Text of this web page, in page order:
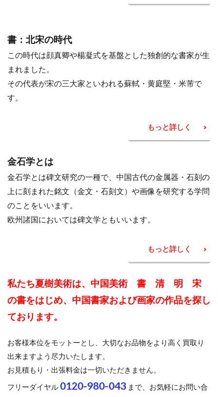
書：北宋の時代
この時代は顔真卿や楊凝式を基盤とした独創的な書家が生
まれました。
その代表が宋の三大家といわれる蘇軾・黄庭堅・米芾で
す。
もっと詳しく
金石学とは
金石学とは碑文研究の一種で、中国古代の金属器・石刻の
上に刻まれた銘文（金文・石刻文）や画像を研究する学問
のことをいいます。
欧州諸国においては碑文学ともいいます。
もっと詳しく
私たち夏樹美術は、中国美術 書 清 明 宋
の書をはじめ、中国書家および画家の作品を探し
ております。
お客様本位をモットーとし、大切なお品物をより高く買取り
出来ますよう尽力いたします。
お見積もり・出張料金は一切いただきません。
フリーダイヤル 0120-980-043 まで、お気軽にお問い合